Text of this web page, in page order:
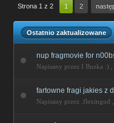
Strona 1 z 2 1 2
Ostatnio zaktualizowane
nup fragmovie for
Napisany przez I Buzka :) ,
fartowne fragi jakies z
Napisany przez .flexingod ,